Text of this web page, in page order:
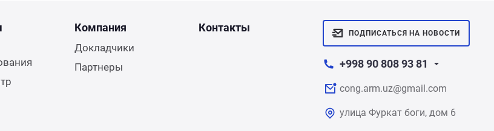
Компания
Докладчики
Партнеры
Контакты ПОДПИСАТЬСЯ НА НОВОСТИ
+998 90 808 93 81
cong.arm.uz@gmail.com
улица Фуркат боги, дом 6